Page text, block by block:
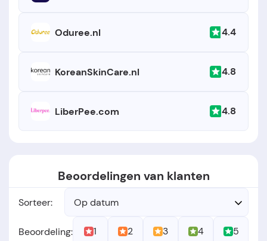
Oduree.nl 4.4
KoreanSkinCare.nl 4.8
LiberPee.com 4.8
Beoordelingen van klanten
Sorteer: Op datum
Beoordeling: 1 2 3 4 5